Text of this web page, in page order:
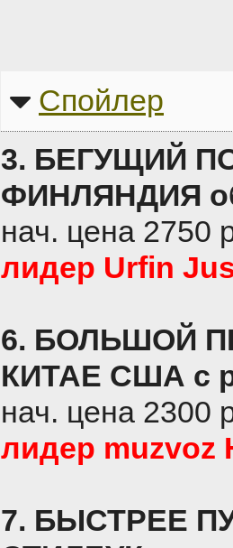
Спойлер
3. БЕГУЩИЙ
ФИНЛЯНДИЯ
нач. цена 2750
лидер Urfin
6. БОЛЬШОЙ
КИТАЕ США с
нач. цена 2300
лидер muzvoz
7. БЫСТРЕЕ